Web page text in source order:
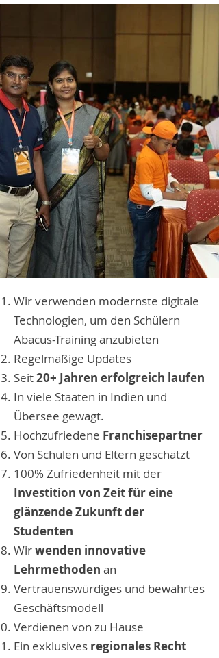
Wir verwenden modernste digitale
Technologien, um den Schülern
Abacus-Training anzubieten
Regelmäßige Updates
Seit20+ Jahren erfolgreich laufen
In viele Staaten in Indien und
Übersee gewagt.
Hochzufriedene Franchisepartner
Von Schulen und Eltern geschätzt
100% Zufriedenheit mit der
Investition von Zeit für eine
glänzende Zukunft der
Studenten
Wirwenden innovative
Lehrmethoden an
Vertrauenswürdiges und bewährtes
Geschäftsmodell
Verdienen von zu Hause
Ein exklusives regionales Recht